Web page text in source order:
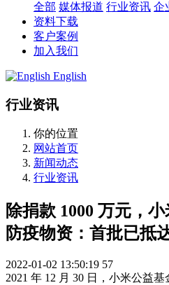
全部 媒体报道 行业资讯 企
资料下载
客户案例
加入我们
English
行业资讯
你的位置
网站首页
新闻动态
行业资讯
除捐款 1000 万元，
防疫物资：首批已抵
2022-01-02 13:50:19 57
2021 年 12 月 30 日，小米公益